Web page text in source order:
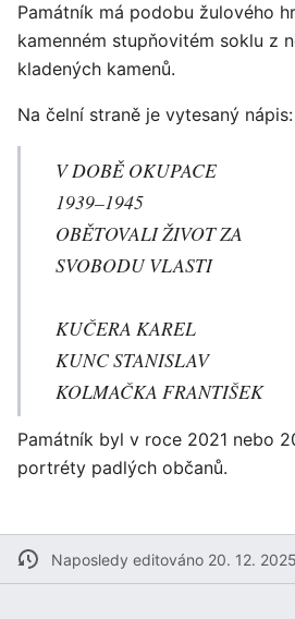
Památník má podobu žulového
kamenném stupňovitém soklu z
kladených kamenů.
Na čelní straně je vytesaný nápis:
V DOBĚ OKUPACE
1939–1945
OBĚTOVALI ŽIVOT ZA
SVOBODU VLASTI
KUČERA KAREL
KUNC STANISLAV
KOLMAČKA FRANTIŠEK
Památník byl v roce 2021 nebo
portréty padlých občanů.
Naposledy editováno 20. 12.